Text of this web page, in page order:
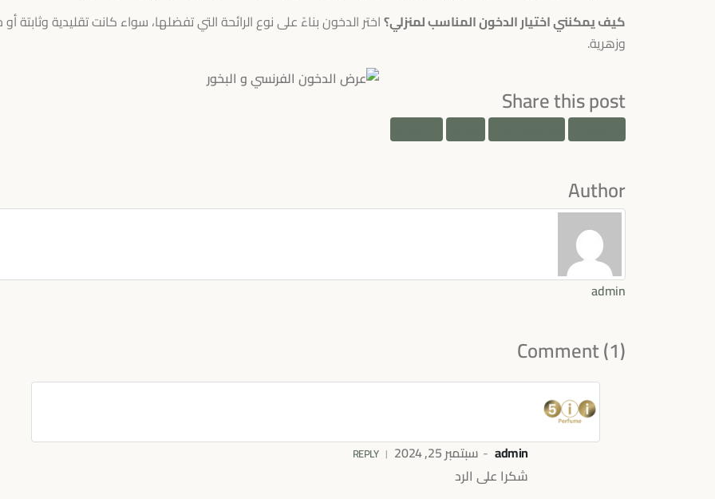
كيف يمكنني اختيار الدخون المناسب لمنزلي؟اختر الدخون بناءً على نوع الرائحة التي تفضلها، سواء كانت تقليدية وثابتة
وزهرية.
Share this post
Author
admin
Comment (1)
admin سبتمبر 25, 2024 REPLY
شكرا على الرد